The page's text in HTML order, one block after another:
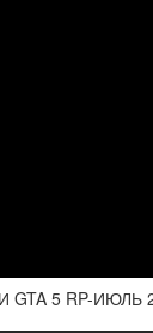
GTA 5 RP-